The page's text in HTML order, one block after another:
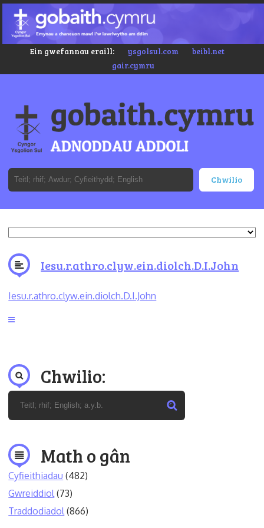
Ein gwefannau eraill: ysgolsul.com
beibl.net
gair.cymru
Iesu.r.athro.clyw.ein.diolch.D.I.John
Iesu.r.athro.clyw.ein.diolch.D.I.John
Chwilio:
Math o gân
Cyfieithiadau (482)
Gwreiddiol (73)
Traddodiadol (866)